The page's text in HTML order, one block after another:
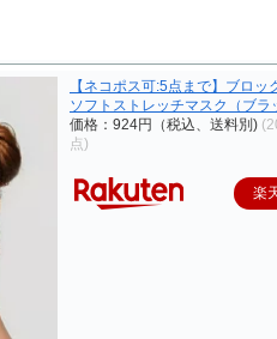
【ネコポス可:5点まで】ブロッ
ソフトストレッチマスク（ブラ
価格：924円（税込、送料別)
点)
楽